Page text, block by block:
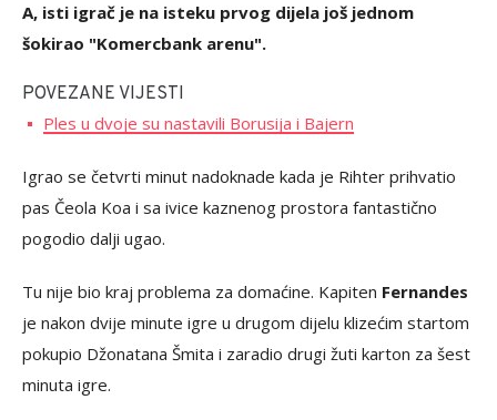
A, isti igrač je na isteku prvog dijela još jednom
šokirao "Komercbank arenu".
POVEZANE VIJESTI
Ples u dvoje su nastavili Borusija i Bajern
Igrao se četvrti minut nadoknade kada je Rihter prihvatio
pas Čeola Koa i sa ivice kaznenog prostora fantastično
pogodio dalji ugao.
Tu nije bio kraj problema za domaćine. Kapiten Fernandes
je nakon dvije minute igre u drugom dijelu klizećim startom
pokupio Džonatana Šmita i zaradio drugi žuti karton za šest
minuta igre.